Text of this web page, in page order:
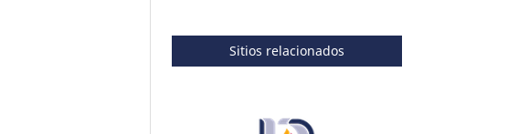
Sitios relacionados